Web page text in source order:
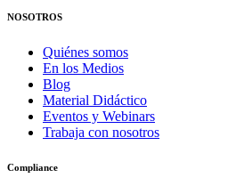
NOSOTROS
Quiénes somos
En los Medios
Blog
Material Didáctico
Eventos y Webinars
Trabaja con nosotros
Compliance